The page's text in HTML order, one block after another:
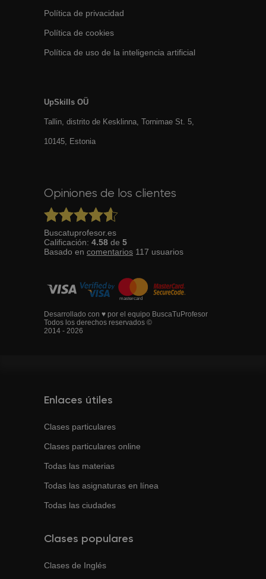
Política de privacidad
Política de cookies
Política de uso de la inteligencia artificial
UpSkills OÜ
Tallin, distrito de Kesklinna, Tornimаe St. 5,
10145, Estonia
Opiniones de los clientes
Buscatuprofesor.es
Calificación: 4.58 de 5
Basado en comentarios 117 usuarios
Desarrollado con ♥ por el equipo BuscaTuProfesor
Todos los derechos reservados ©
2014 - 2026
Enlaces útiles
Clases particulares
Clases particulares online
Todas las materias
Todas las asignaturas en línea
Todas las ciudades
Clases populares
Clases de Inglés